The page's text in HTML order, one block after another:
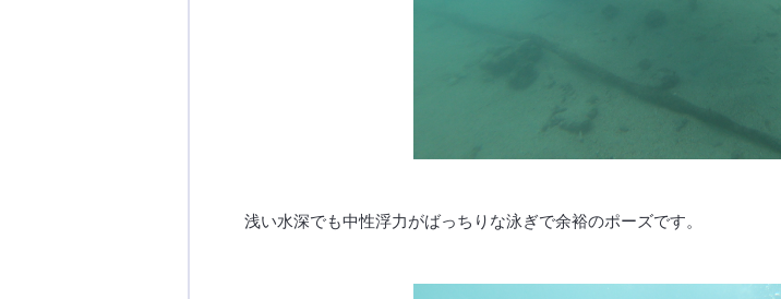
浅い水深でも中性浮力がばっちりな泳ぎで余裕のポーズです。